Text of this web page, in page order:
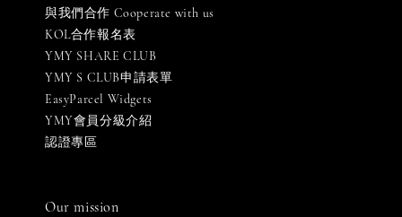
與我們合作 Cooperate with us
KOL合作報名表
YMY SHARE CLUB
YMY S CLUB申請表單
EasyParcel Widgets
YMY會員分級介紹
認證專區
Our mission